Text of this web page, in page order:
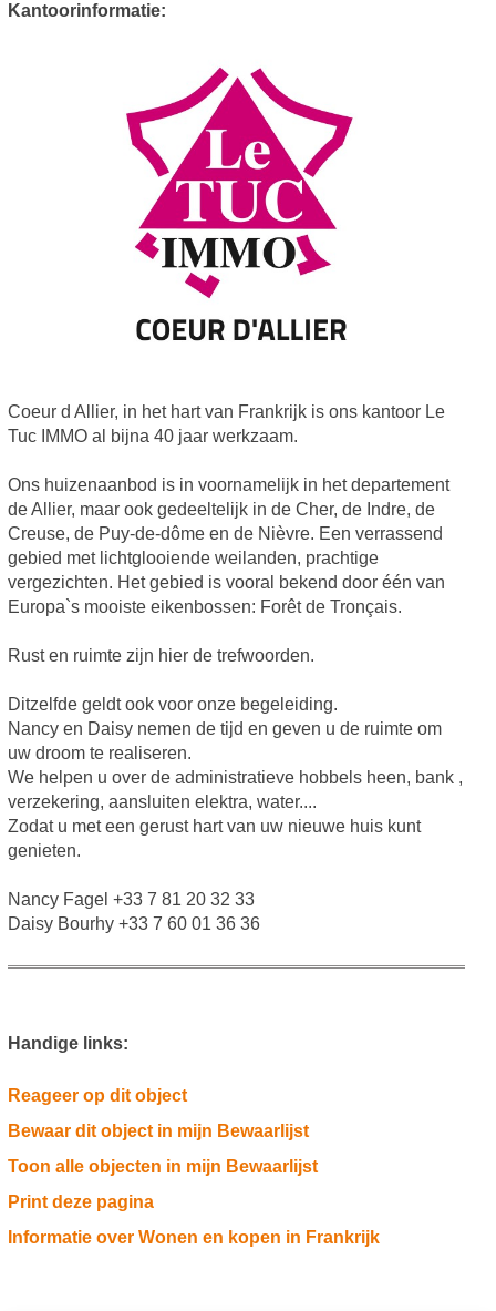
Kantoorinformatie:
Coeur d Allier, in het hart van Frankrijk is ons kantoor Le
Tuc IMMO al bijna 40 jaar werkzaam.
Ons huizenaanbod is in voornamelijk in het departement
de Allier, maar ook gedeeltelijk in de Cher, de Indre, de
Creuse, de Puy-de-dôme en de Nièvre. Een verrassend
gebied met lichtglooiende weilanden, prachtige
vergezichten. Het gebied is vooral bekend door één van
Europa`s mooiste eikenbossen: Forêt de Tronçais.
Rust en ruimte zijn hier de trefwoorden.
Ditzelfde geldt ook voor onze begeleiding.
Nancy en Daisy nemen de tijd en geven u de ruimte om
uw droom te realiseren.
We helpen u over de administratieve hobbels heen, bank ,
verzekering, aansluiten elektra, water....
Zodat u met een gerust hart van uw nieuwe huis kunt
genieten.
Nancy Fagel +33 7 81 20 32 33
Daisy Bourhy +33 7 60 01 36 36
Handige links:
Reageer op dit object
Bewaar dit object in mijn Bewaarlijst
Toon alle objecten in mijn Bewaarlijst
Print deze pagina
Informatie over Wonen en kopen in Frankrijk